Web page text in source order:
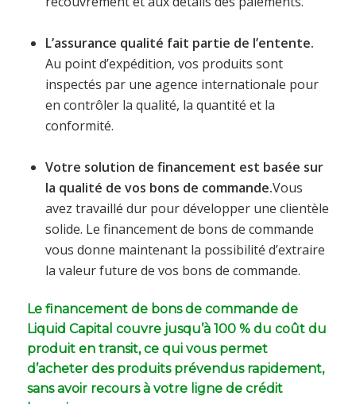
L’assurance qualité fait partie de l’entente.
Au point d’expédition, vos produits sont
inspectés par une agence internationale pour
en contrôler la qualité, la quantité et la
conformité.
Votre solution de financement est basée sur
la qualité de vos bons de commande.Vous
avez travaillé dur pour développer une clientèle
solide. Le financement de bons de commande
vous donne maintenant la possibilité d’extraire
la valeur future de vos bons de commande.
Le financement de bons de commande de
Liquid Capital couvre jusqu’à 100 % du coût du
produit en transit, ce qui vous permet
d’acheter des produits prévendus rapidement,
sans avoir recours à votre ligne de crédit